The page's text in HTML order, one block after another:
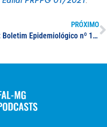
PRÓXIMO
:: Boletim Epidemiológico nº 18 – 19/04/2021 – Situação epidêmica da Covid-19 em Minas Gerais e no sul de Minas